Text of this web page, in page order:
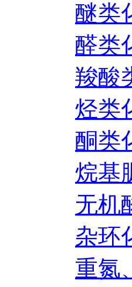
醚类
醛类
羧酸
烃类
酮类
烷基
无机
杂环
重氮